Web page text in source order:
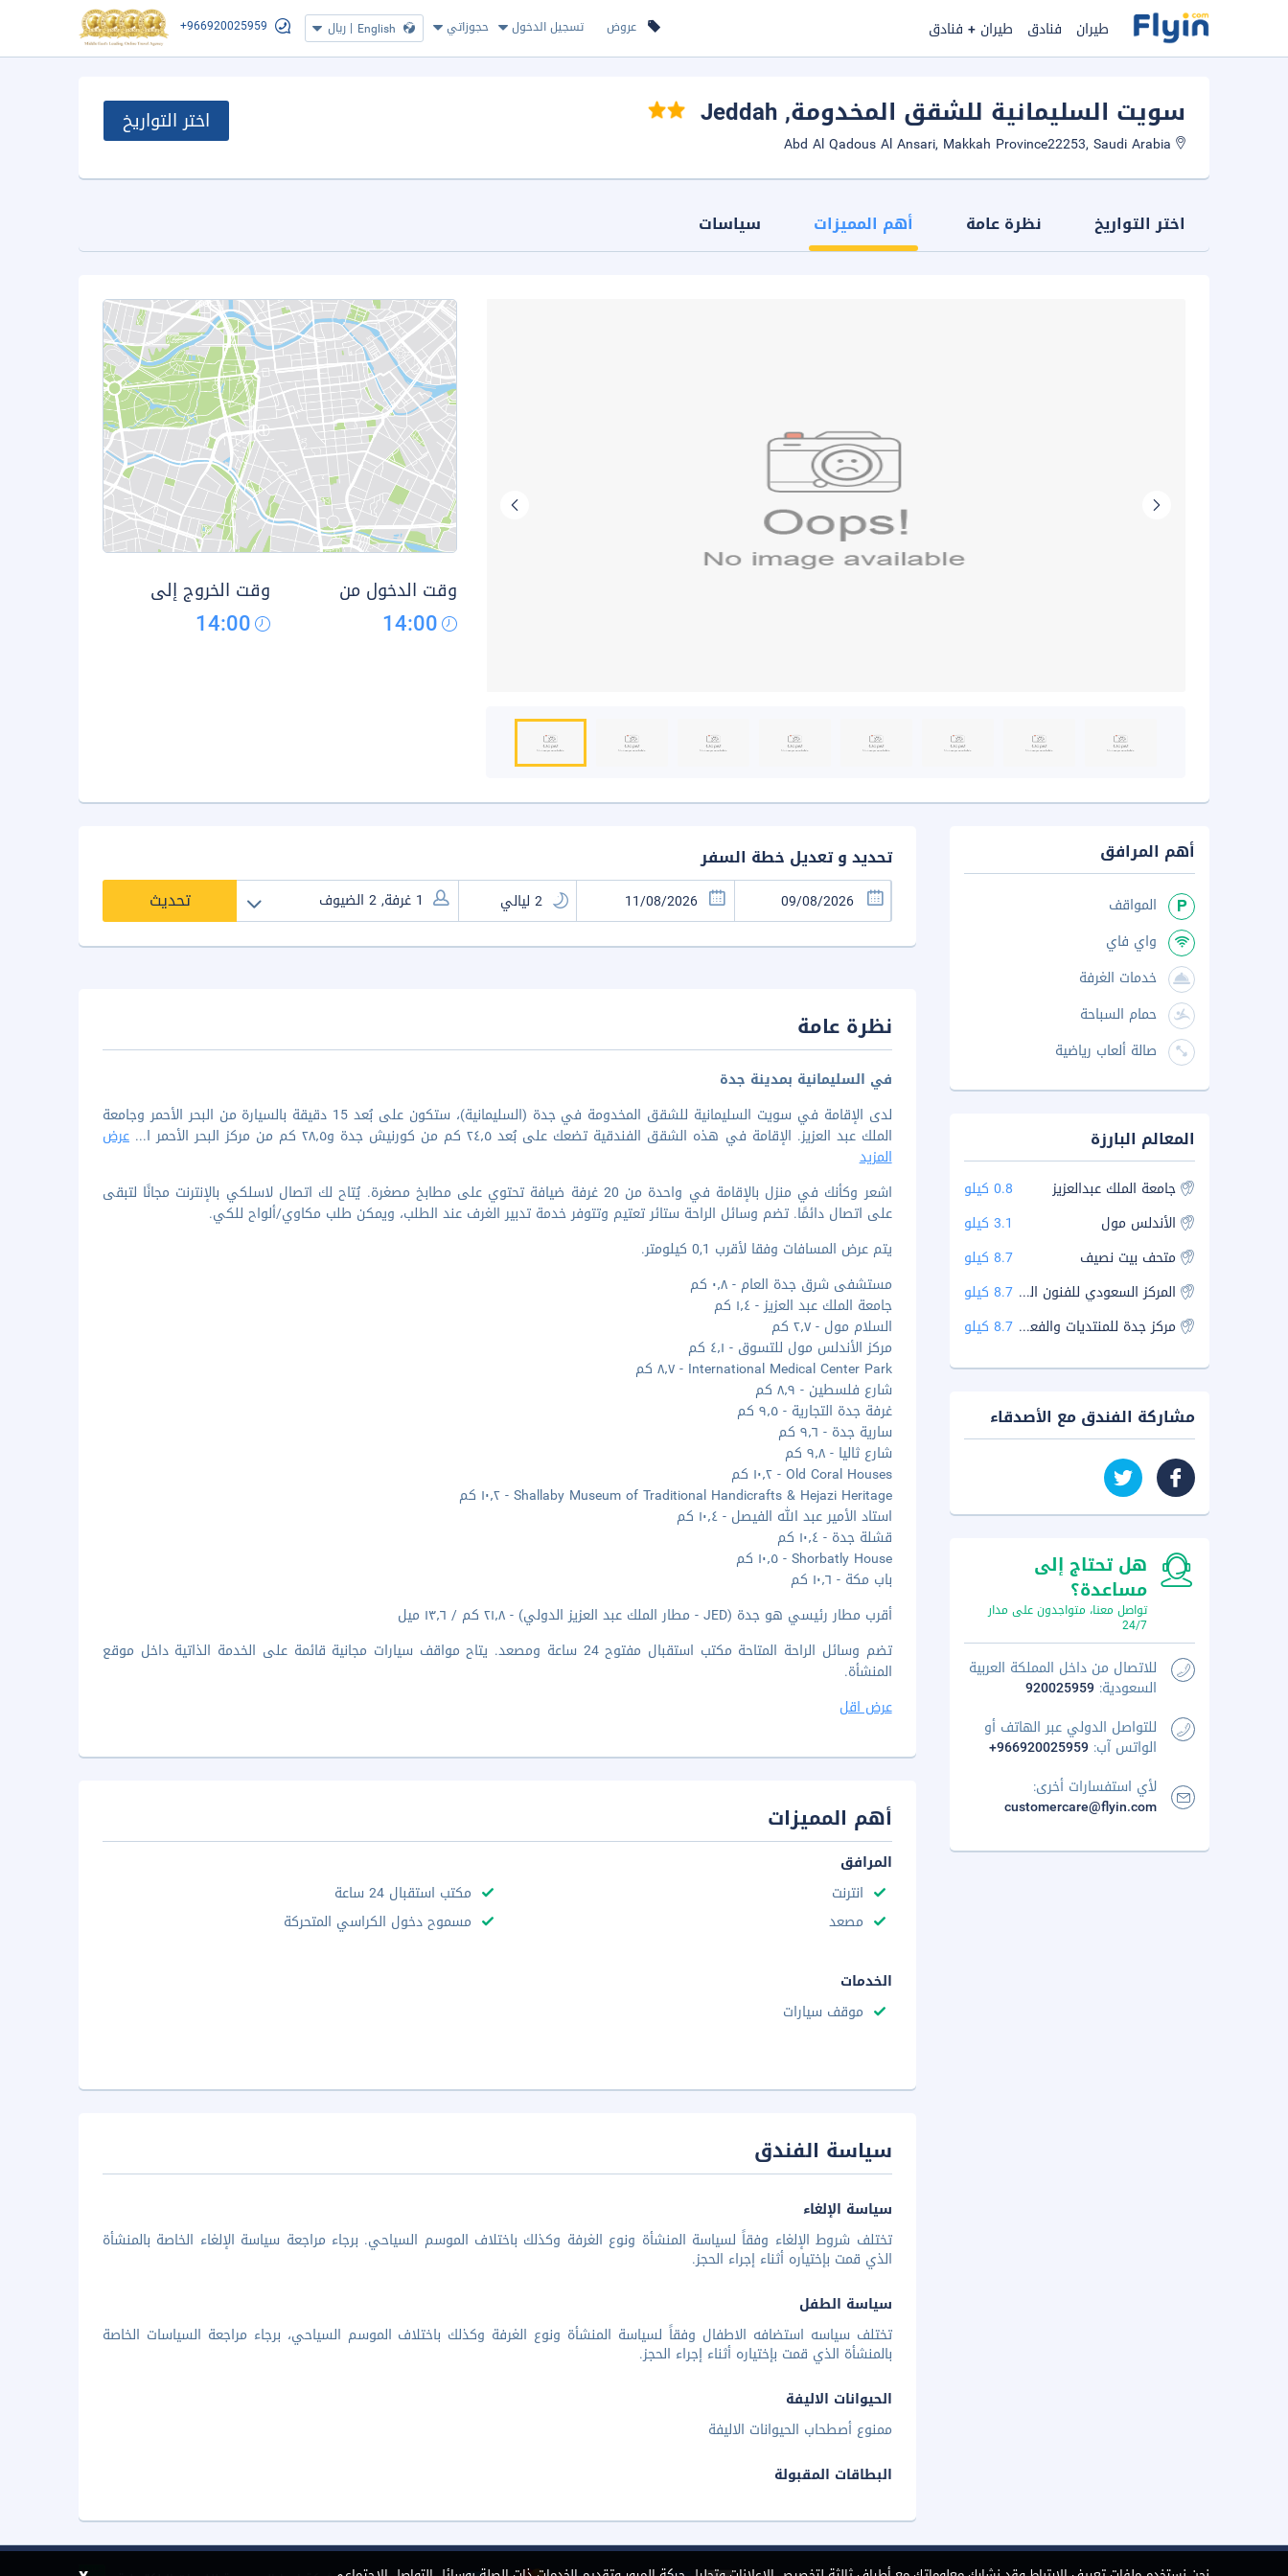
عروض تسجيل الدخول حجوزاتي English
| ريال +966920025959 طيران فنادق طيران + فنادق
سويت السليمانية للشقق المخدومة, Jeddah اختر التواريخ
اختر التواريخ نظرة عامة أهم المميزات سياسات
وقت الدخول من
14:00
وقت الخروج إلى
14:00
تحديد و تعديل خطة السفر
تحديث
نظرة عامة
في السليمانية بمدينة جدة
لدى الإقامة في سويت السليمانية للشقق المخدومة في جدة (السليمانية)، ستكون على بُعد 15 دقيقة بالسيارة من البحر الأحمر وجامعة
الملك عبد العزيز. الإقامة في هذه الشقق الفندقية تضعك على بُعد ٢٤٫٥ كم من كورنيش جدة و٢٨٫٥ كم من مركز البحر الأحمر ا
... عرض
المزيد
اشعر وكأنك في منزل بالإقامة في واحدة من 20 غرفة ضيافة تحتوي على مطابخ مصغرة. يُتاح لك اتصال لاسلكي بالإنترنت مجانًا لتبقى
على اتصال دائمًا. تضم وسائل الراحة ستائر تعتيم وتتوفر خدمة تدبير الغرف عند الطلب، ويمكن طلب مكاوي/ألواح للكي.
يتم عرض المسافات وفقا لأقرب 0,1 كيلومتر.
مستشفى شرق جدة العام - ٠٫٨ كم
جامعة الملك عبد العزيز - ١٫٤ كم
السلام مول - ٢٫٧ كم
مركز الأندلس مول للتسوق - ٤٫١ كم
International Medical Center Park - ٨٫٧ كم
شارع فلسطين - ٨٫٩ كم
غرفة جدة التجارية - ٩٫٥ كم
سارية جدة - ٩٫٦ كم
شارع ثاليا - ٩٫٨ كم
Old Coral Houses - ١٠٫٢ كم
Shallaby Museum of Traditional Handicrafts & Hejazi Heritage - ١٠٫٢ كم
استاد الأمير عبد الله الفيصل - ١٠٫٤ كم
قشلة جدة - ١٠٫٤ كم
Shorbatly House - ١٠٫٥ كم
باب مكة - ١٠٫٦ كم
أقرب مطار رئيسي هو جدة (JED - مطار الملك عبد العزيز الدولي) - ٢١٫٨ كم / ١٣٫٦ ميل
تضم وسائل الراحة المتاحة مكتب استقبال مفتوح 24 ساعة ومصعد. يتاح مواقف سيارات مجانية قائمة على الخدمة الذاتية داخل موقع
المنشأة.
عرض اقل
أهم المميزات
المرافق
انترنت
مكتب استقبال 24 ساعة
مصعد
مسموح دخول الكراسي المتحركة
الخدمات
موقف سيارات
سياسة الفندق
سياسة الإلغاء
تختلف شروط الإلغاء وفقاً لسياسة المنشأة ونوع الغرفة وكذلك باختلاف الموسم السياحي. برجاء مراجعة سياسة الإلغاء الخاصة بالمنشأة
الذي قمت بإختياره أثناء إجراء الحجز.
سياسة الطفل
تختلف سياسه استضافه الاطفال وفقاً لسياسة المنشأة ونوع الغرفة وكذلك باختلاف الموسم السياحي، برجاء مراجعة السياسات الخاصة
بالمنشأة الذي قمت بإختياره أثناء إجراء الحجز.
الحيوانات الاليفة
ممنوع أصطحاب الحيوانات الاليفة
البطاقات المقبولة
أهم المرافق
المواقف
واي فاي
خدمات الغرفة
حمام السباحة
صالة ألعاب رياضية
المعالم البارزة
جامعة الملك عبدالعزيز
0.8 كيلو
الأندلس مول
3.1 كيلو
متحف بيت نصيف
8.7 كيلو
المركز السعودي للفنون التشكيلية 8.7 كيلو
مركز جدة للمنتديات والفعاليات 8.7 كيلو
مشاركة الفندق مع الأصدقاء
هل تحتاج إلى
مساعدة؟
تواصل معنا، متواجدون على مدار
24/7
للاتصال من داخل المملكة العربية
السعودية: 920025959
للتواصل الدولي عبر الهاتف أو
الواتس آب: +966920025959
لأي استفسارات أخرى:
customercare@flyin.com